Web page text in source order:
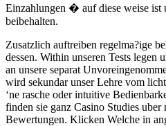
Einzahlungen � auf diese weise ist
beibehalten.
Zusatzlich auftreiben regelma?ige
dessen. Within unseren Tests legen
an unsere separat
wird sekundar unser Lehre vom
‘ne rasche oder intuitive
finden sie ganz Casino Studies
Bewertungen. Klicken Welche in